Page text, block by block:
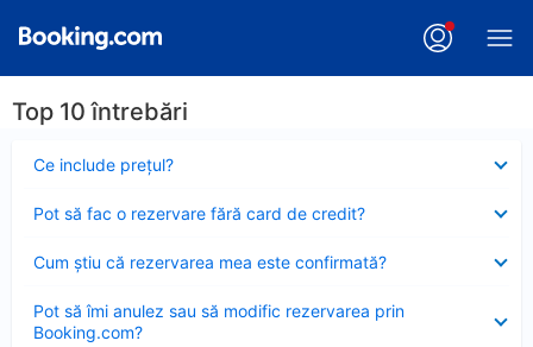
Top 10 întrebări
Ce include preţul?
închis
Pot să fac o rezervare fără card de credit?
închis
Cum ştiu că rezervarea mea este confirmată?
închis
Pot să îmi anulez sau să modific rezervarea prin
Booking.com?
închis